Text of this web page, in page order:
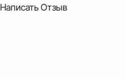
Написать Отзыв